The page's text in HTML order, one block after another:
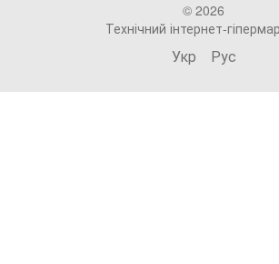
© 2026
Технічний інтернет-
Укр Рус